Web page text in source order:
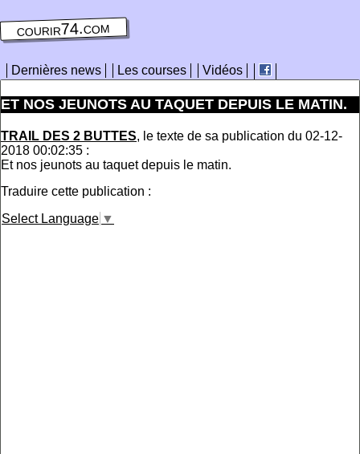
courir74.com
Dernières news Les courses Vidéos
ET NOS JEUNOTS AU TAQUET DEPUIS LE MATIN.
TRAIL DES 2 BUTTES, le texte de sa publication du 02-12-
2018 00:02:35 :
Et nos jeunots au taquet depuis le matin.
Traduire cette publication :
Select Language ▼